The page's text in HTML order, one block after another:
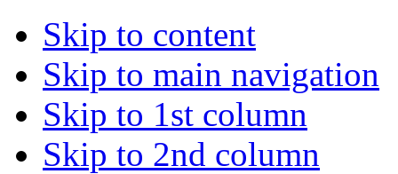
Skip to content
Skip to main navigation
Skip to 1st column
Skip to 2nd column